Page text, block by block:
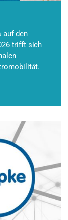
auf den
trifft sich